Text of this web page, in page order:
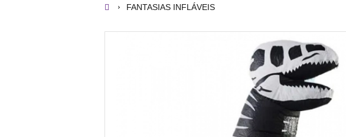
FANTASIAS INFLÁVEIS